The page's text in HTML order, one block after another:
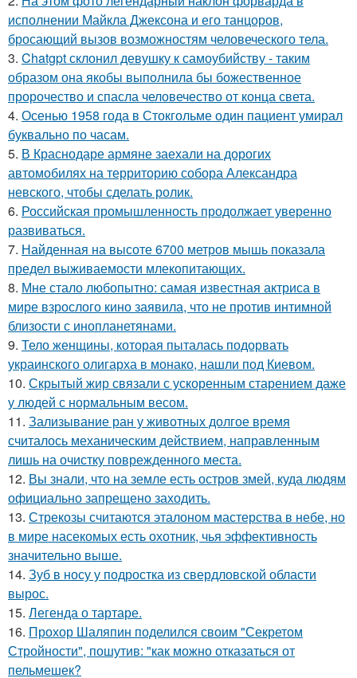
исполнении Майкла Джексона и его танцоров,
бросающий вызов возможностям человеческого тела.
3. Chatgpt склонил девушку к самоубийству - таким
образом она якобы выполнила бы божественное
пророчество и спасла человечество от конца света.
4. Осенью 1958 года в Стокгольме один пациент умирал
буквально по часам.
5. В Краснодаре армяне заехали на дорогих
автомобилях на территорию собора Александра
невского, чтобы сделать ролик.
6. Российская промышленность продолжает уверенно
развиваться.
7. Найденная на высоте 6700 метров мышь показала
предел выживаемости млекопитающих.
8. Мне стало любопытно: самая известная актриса в
мире взрослого кино заявила, что не против интимной
близости с инопланетянами.
9. Тело женщины, которая пыталась подорвать
украинского олигарха в монако, нашли под Киевом.
10. Скрытый жир связали с ускоренным старением даже
у людей с нормальным весом.
11. Зализывание ран у животных долгое время
считалось механическим действием, направленным
лишь на очистку поврежденного места.
12. Вы знали, что на земле есть остров змей, куда людям
официально запрещено заходить.
13. Стрекозы считаются эталоном мастерства в небе, но
в мире насекомых есть охотник, чья эффективность
значительно выше.
14. Зуб в носу у подростка из свердловской области
вырос.
15. Легенда о тартаре.
16. Прохор Шаляпин поделился своим "Секретом
Стройности", пошутив: "как можно отказаться от
пельмешек?